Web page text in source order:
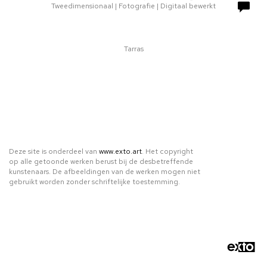
Tweedimensionaal | Fotografie | Digitaal bewerkt
Tarras
Deze site is onderdeel van www.exto.art. Het copyright
op alle getoonde werken berust bij de desbetreffende
kunstenaars. De afbeeldingen van de werken mogen niet
gebruikt worden zonder schriftelijke toestemming.